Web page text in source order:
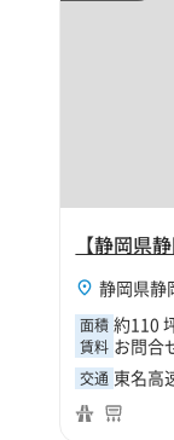
静岡県静
面積 約110
賃料 お問合
交通 東名高